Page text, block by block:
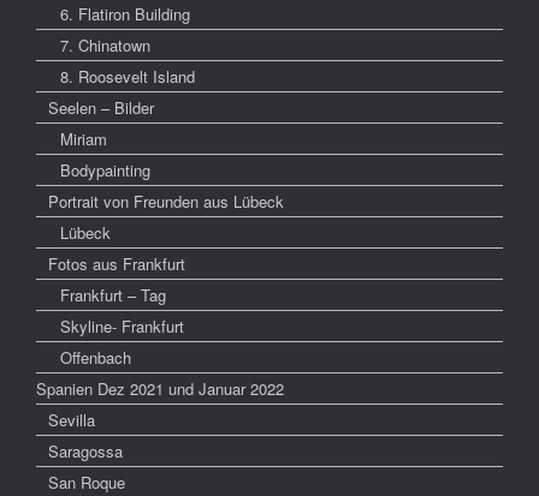
6. Flatiron Building
7. Chinatown
8. Roosevelt Island
Seelen – Bilder
Miriam
Bodypainting
Portrait von Freunden aus Lübeck
Lübeck
Fotos aus Frankfurt
Frankfurt – Tag
Skyline- Frankfurt
Offenbach
Spanien Dez 2021 und Januar 2022
Sevilla
Saragossa
San Roque